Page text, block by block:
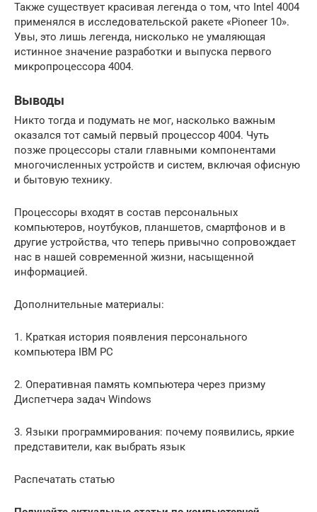
Также существует красивая легенда о том, что Intel 4004
применялся в исследовательской ракете «Pioneer 10».
Увы, это лишь легенда, нисколько не умаляющая
истинное значение разработки и выпуска первого
микропроцессора 4004.
Выводы
Никто тогда и подумать не мог, насколько важным
оказался тот самый первый процессор 4004. Чуть
позже процессоры стали главными компонентами
многочисленных устройств и систем, включая офисную
и бытовую технику.
Процессоры входят в состав персональных
компьютеров, ноутбуков, планшетов, смартфонов и в
другие устройства, что теперь привычно сопровождает
нас в нашей современной жизни, насыщенной
информацией.
Дополнительные материалы:
1. Краткая история появления персонального
компьютера IBM PC
2. Оперативная память компьютера через призму
Диспетчера задач Windows
3. Языки программирования: почему появились, яркие
представители, как выбрать язык
Распечатать статью